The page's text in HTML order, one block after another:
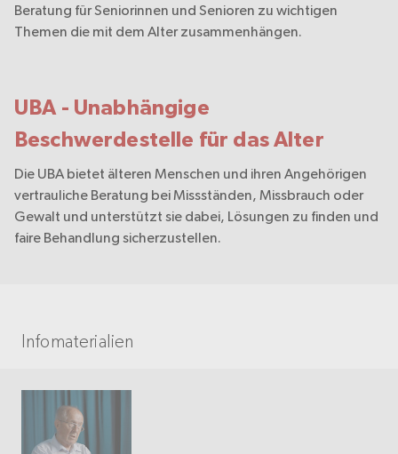
Beratung für Seniorinnen und Senioren zu wichtigen
Themen die mit dem Alter zusammenhängen.
UBA - Unabhängige
Beschwerdestelle für das Alter
Die UBA bietet älteren Menschen und ihren Angehörigen
vertrauliche Beratung bei Missständen, Missbrauch oder
Gewalt und unterstützt sie dabei, Lösungen zu finden und
faire Behandlung sicherzustellen.
Infomaterialien